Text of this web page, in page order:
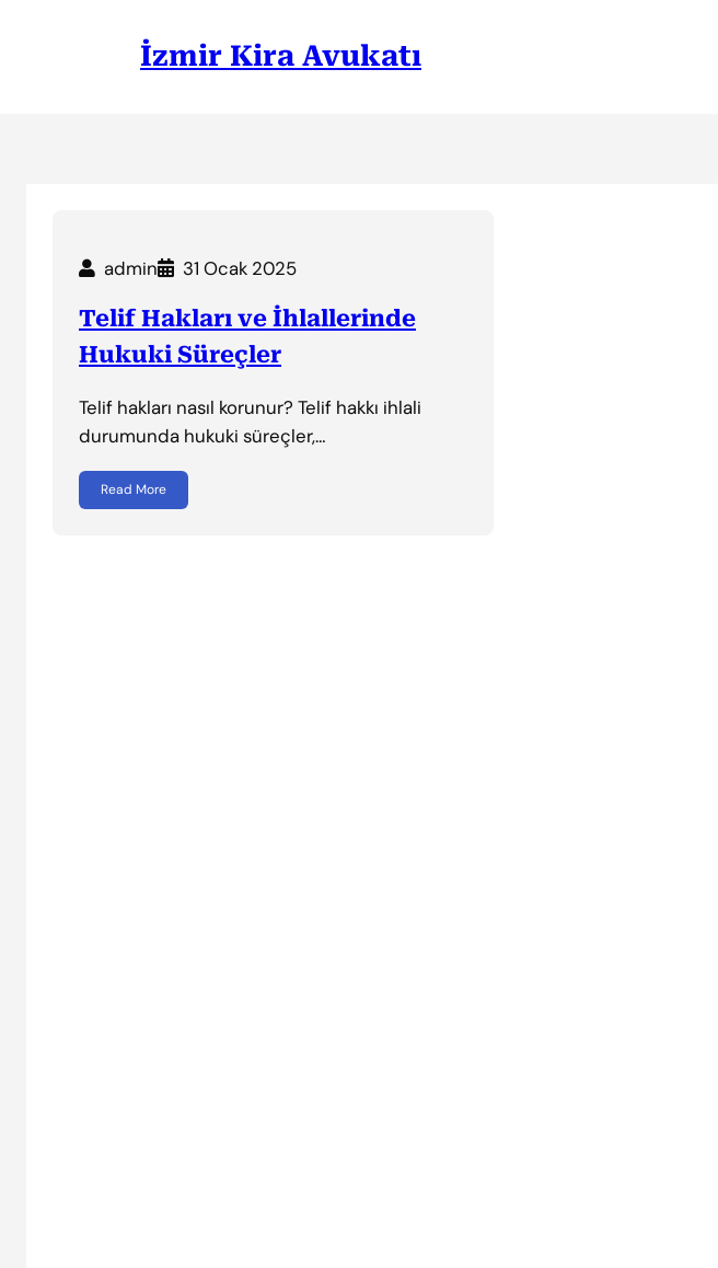
İzmir Kira Avukatı
admin 31 Ocak 2025
Telif Hakları ve İhlallerinde
Hukuki Süreçler
Telif hakları nasıl korunur? Telif hakkı ihlali
durumunda hukuki süreçler,…
Read More